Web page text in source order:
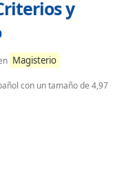
y
Magisterio
con un tamaño de 4,97